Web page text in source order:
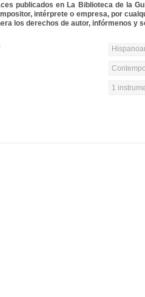
publicados en La Biblioteca de la
intérprete o empresa, por
los derechos de autor, infórmenos y
1